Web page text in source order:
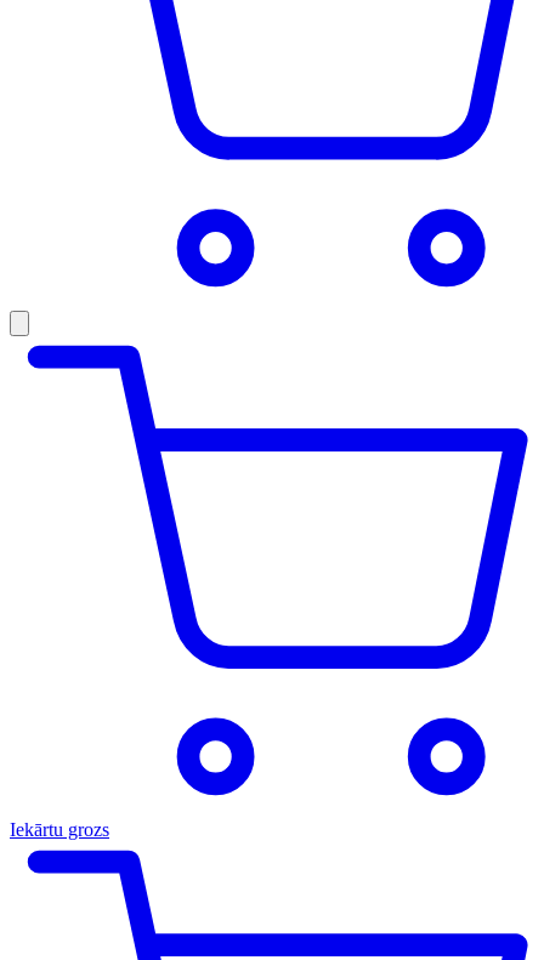
Iekārtu grozs